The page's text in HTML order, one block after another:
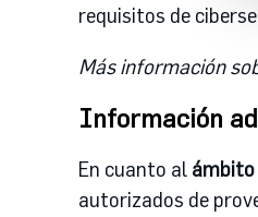
requisitos de
Más información
Información
En cuanto al ámbito
autorizados de